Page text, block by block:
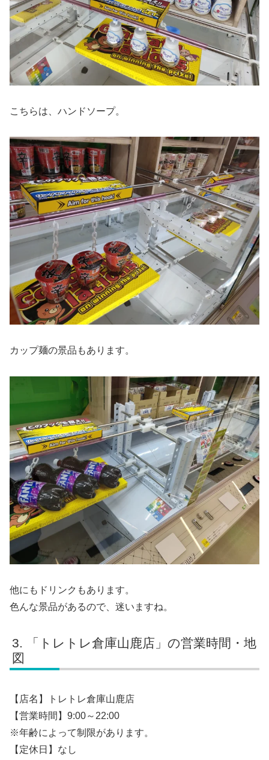
こちらは、ハンドソープ。
カップ麺の景品もあります。
他にもドリンクもあります。
色んな景品があるので、迷いますね。
「トレトレ倉庫山鹿店」の営業時間・地
図
【店名】トレトレ倉庫山鹿店
【営業時間】9:00～22:00
※年齢によって制限があります。
【定休日】なし